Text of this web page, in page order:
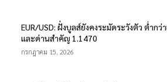
EUR/USD: ฝั่งบูลส์ยังคงระมัดระวังตัว ต่ำก
และด่านสำคัญ 1.1470
กรกฎาคม 15, 2026